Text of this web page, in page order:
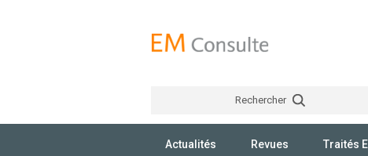
Rechercher
Actualités Revues Traités